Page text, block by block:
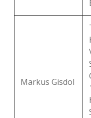
Markus Gisdol